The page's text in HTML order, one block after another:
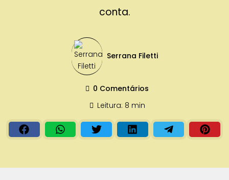
conta.
Serrana Filetti
0 Comentários
Leitura: 8 min